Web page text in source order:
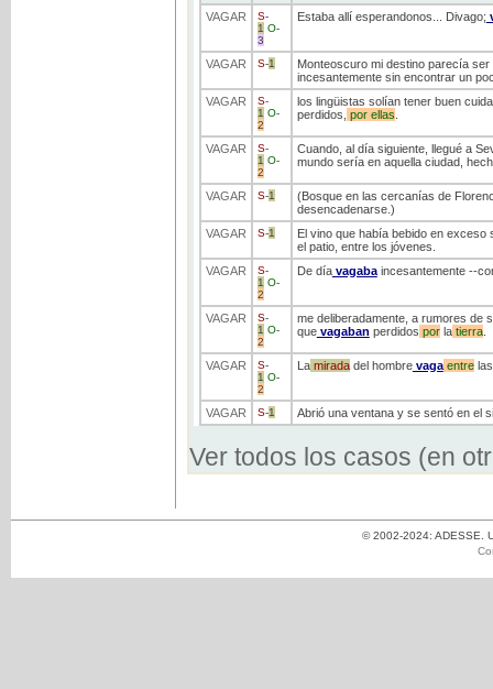
VAGAR
S-
1 O-
3
Estaba allí esperandonos... Divago;
VAGAR S-1
Monteoscuro mi destino parecía ser
incesantemente sin encontrar un
VAGAR
S-
1 O-
2
los lingüistas solían tener buen
perdidos, porellas
VAGAR S-
1 O-
2
Cuando, al día siguiente, llegué a
mundo sería en aquella ciudad,
VAGAR S-1
(Bosque en las cercanías de
desencadenarse.)
VAGAR
S-1
El vino que había bebido en
el patio, entre los jóvenes.
VAGAR
S-
1 O-
2
De díavagabaincesantemente --
VAGAR S-
1 O-
2
me deliberadamente, a rumores de
quevagaban perdidos porlatierra.
VAGAR S-
1 O-
2
Lamiradadel hombrevagaentrelas
VAGAR S-1 Abrió una ventana y se sentó en el
Ver todos los casos (en
© 2002-2024: ADESSE.